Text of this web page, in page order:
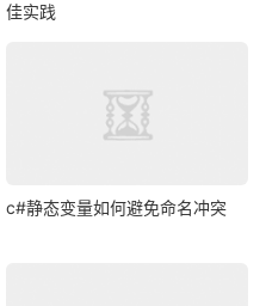
佳实践
c#静态变量如何避免命名冲突